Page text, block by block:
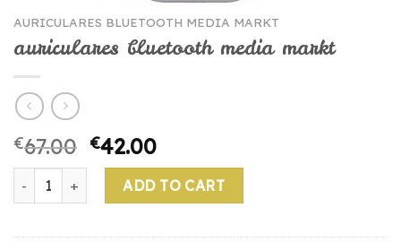
AURICULARES BLUETOOTH MEDIA MARKT
auriculares bluetooth media markt
€67.00 €42.00
auriculares bluetooth media markt quantity
ADD TO CART